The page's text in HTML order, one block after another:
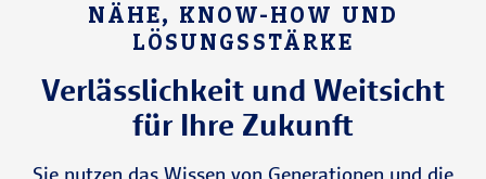
NÄHE, KNOW-HOW UND
LÖSUNGSSTÄRKE
Verlässlichkeit und Weitsicht
für Ihre Zukunft